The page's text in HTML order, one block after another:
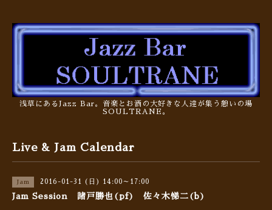
浅草にあるJazz Bar。音楽とお酒の大好きな人達が集う憩いの場
SOULTRANE。
Live & Jam Calendar
Jam 2016-01-31 (日) 14:00～17:00
Jam Session 諸戸勝也(pf) 佐々木悌二(b)